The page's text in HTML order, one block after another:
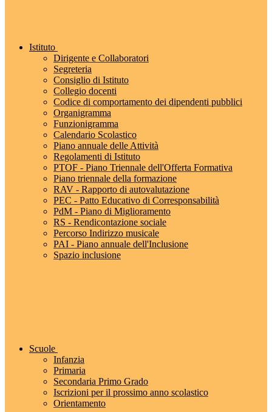
Istituto
Dirigente e Collaboratori
Segreteria
Consiglio di Istituto
Collegio docenti
Codice di comportamento dei dipendenti pubblici
Organigramma
Funzionigramma
Calendario Scolastico
Piano annuale delle Attività
Regolamenti di Istituto
PTOF - Piano Triennale dell'Offerta Formativa
Piano triennale della formazione
RAV - Rapporto di autovalutazione
PEC - Patto Educativo di Corresponsabilità
PdM - Piano di Miglioramento
RS - Rendicontazione sociale
Percorso Indirizzo musicale
PAI - Piano annuale dell'Inclusione
Spazio inclusione
Scuole
Infanzia
Primaria
Secondaria Primo Grado
Iscrizioni per il prossimo anno scolastico
Orientamento